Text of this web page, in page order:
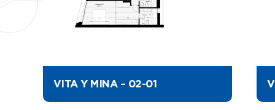
VITA Y MINA – 02-01